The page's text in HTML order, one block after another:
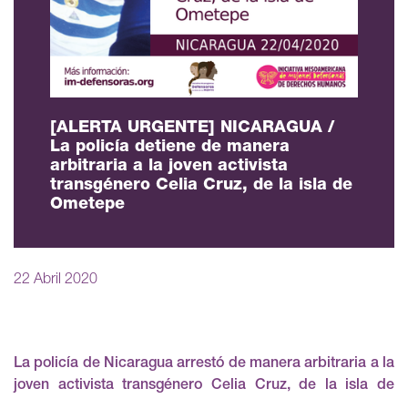
[ALERTA URGENTE] NICARAGUA /
La policía detiene de manera
arbitraria a la joven activista
transgénero Celia Cruz, de la isla de
Ometepe
22 Abril 2020
La policía de Nicaragua arrestó de manera arbitraria a la
joven activista transgénero Celia Cruz, de la isla de